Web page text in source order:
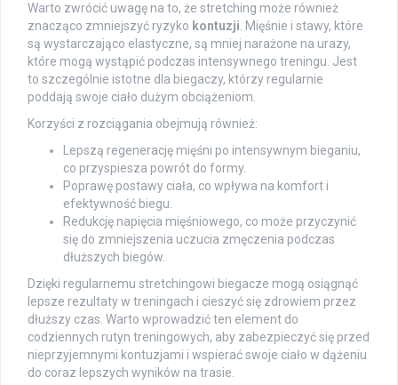
Warto zwrócić uwagę na to, że stretching może również
znacząco zmniejszyć ryzyko kontuzji . Mięśnie i stawy, które
są wystarczająco elastyczne, są mniej narażone na urazy,
które mogą wystąpić podczas intensywnego treningu. Jest
to szczególnie istotne dla biegaczy, którzy regularnie
poddają swoje ciało dużym obciążeniom.
Korzyści z rozciągania obejmują również:
Lepszą regenerację mięśni po intensywnym bieganiu,
co przyspiesza powrót do formy.
Poprawę postawy ciała, co wpływa na komfort i
efektywność biegu.
Redukcję napięcia mięśniowego, co może przyczynić
się do zmniejszenia uczucia zmęczenia podczas
dłuższych biegów.
Dzięki regularnemu stretchingowi biegacze mogą osiągnąć
lepsze rezultaty w treningach i cieszyć się zdrowiem przez
dłuższy czas. Warto wprowadzić ten element do
codziennych rutyn treningowych, aby zabezpieczyć się przed
nieprzyjemnymi kontuzjami i wspierać swoje ciało w dążeniu
do coraz lepszych wyników na trasie.